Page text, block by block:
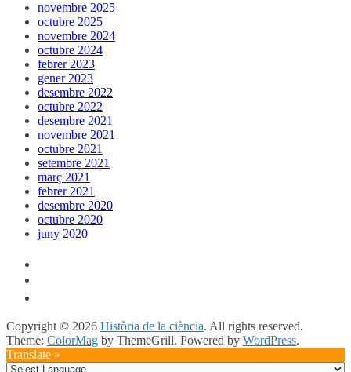
novembre 2025
octubre 2025
novembre 2024
octubre 2024
febrer 2023
gener 2023
desembre 2022
octubre 2022
desembre 2021
novembre 2021
octubre 2021
setembre 2021
març 2021
febrer 2021
desembre 2020
octubre 2020
juny 2020
Copyright © 2026 Història de la ciència. All rights reserved.
Theme: ColorMag by ThemeGrill. Powered by WordPress.
Translate »